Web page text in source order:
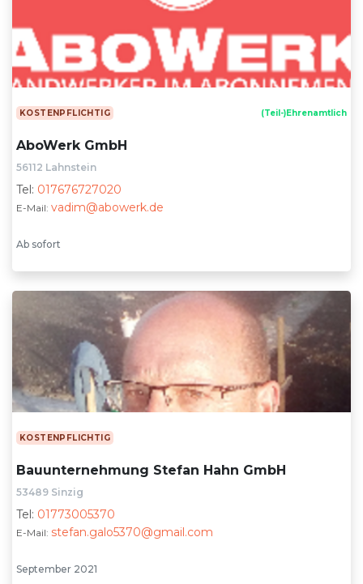
KOSTENPFLICHTIG (Teil-)Ehrenamtlich
AboWerk GmbH
56112 Lahnstein
Tel: 017676727020
E-Mail: vadim@abowerk.de
Ab sofort
KOSTENPFLICHTIG
Bauunternehmung Stefan Hahn GmbH
53489 Sinzig
Tel: 01773005370
E-Mail: stefan.galo5370@gmail.com
September 2021